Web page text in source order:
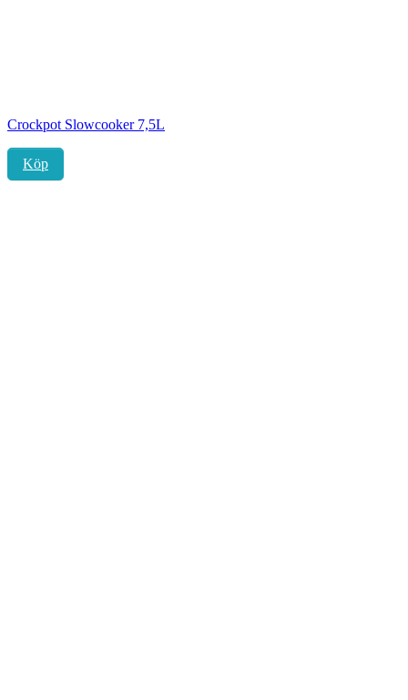
Crockpot Slowcooker 7,5L
Köp